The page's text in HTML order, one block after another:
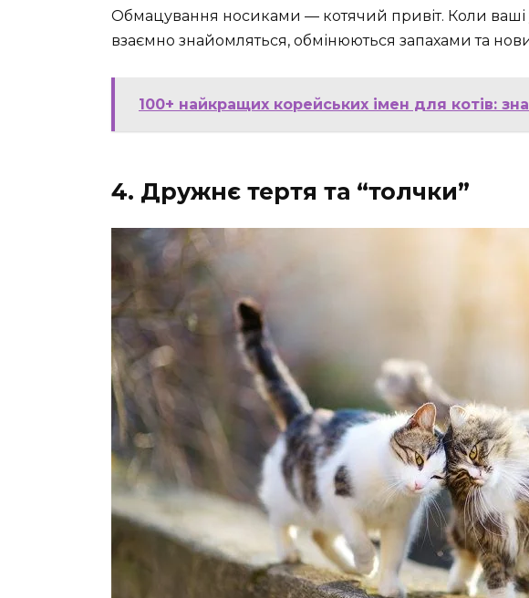
Обмацування носиками — котячий привіт. Коли ваші
взаємно знайомляться, обмінюються запахами та
100+ найкращих корейських імен для котів:
4. Дружнє тертя та “толчки”